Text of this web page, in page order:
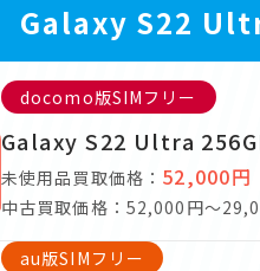
Galaxy S22
docomo版SIMフリー
Galaxy S22 Ultra
未使用品買取価格： 52,000円
中古買取価格：52,000円～
au版SIMフリー